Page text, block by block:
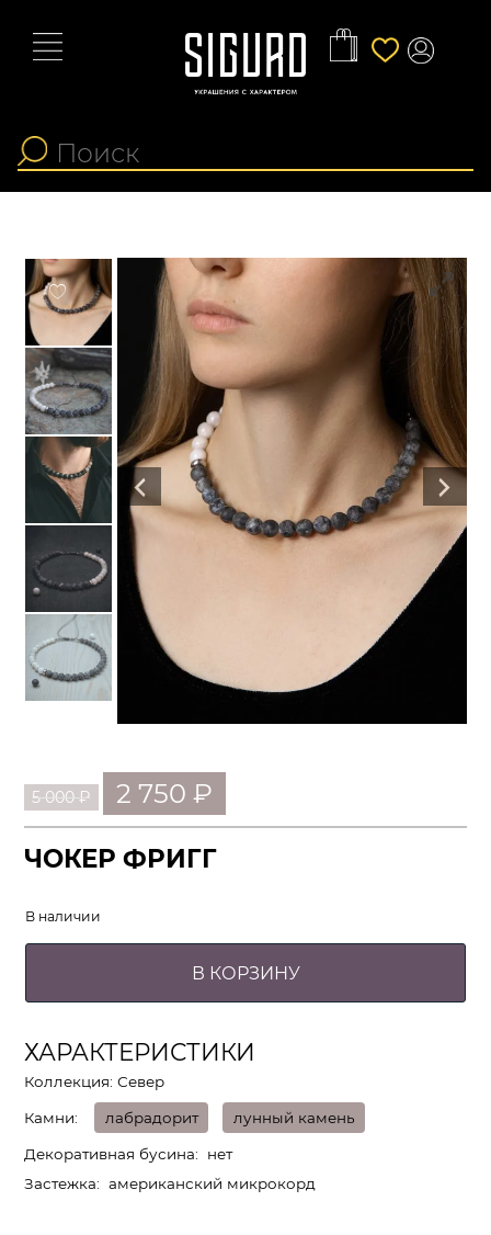
5 000₽
Первоначальная
цена
составляла
000 ₽.
2 750 ₽
2
ЧОКЕР ФРИГГ
В наличии
В КОРЗИНУ
ХАРАКТЕРИСТИКИ
Коллекция: Север
Камни лабрадорит лунный камень
Декоративная бусина
нет
Застежка
американский микрокорд